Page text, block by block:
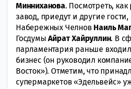
Минниханова. Посмотреть,
завод, приедут и другие
Набережных Челнов Наиль
ГосдумыАйрат Хайруллин. В
парламентария раньше
бизнес (он руководил
Восток»). Отметим, что
супермаркетов «Эдельвейс»